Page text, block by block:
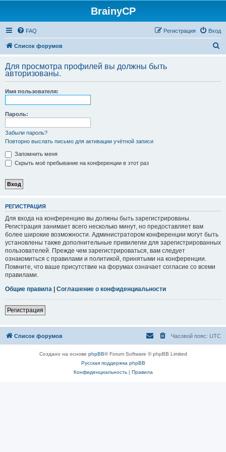
BrainyCP
FAQ Вход
Регистрация
Список форумов
с
Для просмотра профилей вы должны быть
авторизованы.
Имя пользователя:
Пароль:
Забыли пароль?
Повторно выслать письмо для активации учётной записи
Запомнить меня
Скрыть моё пребывание на конференции в этот раз
РЕГИСТРАЦИЯ
Для входа на конференцию вы должны быть зарегистрированы.
Регистрация занимает всего несколько минут, но предоставляет вам
более широкие возможности. Администратором конференции могут быть
установлены также дополнительные привилегии для зарегистрированных
пользователей. Прежде чем зарегистрироваться, вам следует
ознакомиться с правилами и политикой, принятыми на конференции.
Помните, что ваше присутствие на форумах означает согласие со всеми
правилами.
Общие правила | Соглашение о конфиденциальности
Регистрация
Список форумов Часовой пояс: UTC
Создано на основе phpBB® Forum Software © phpBB Limited
Русская поддержка phpBB
Конфиденциальность| Правила